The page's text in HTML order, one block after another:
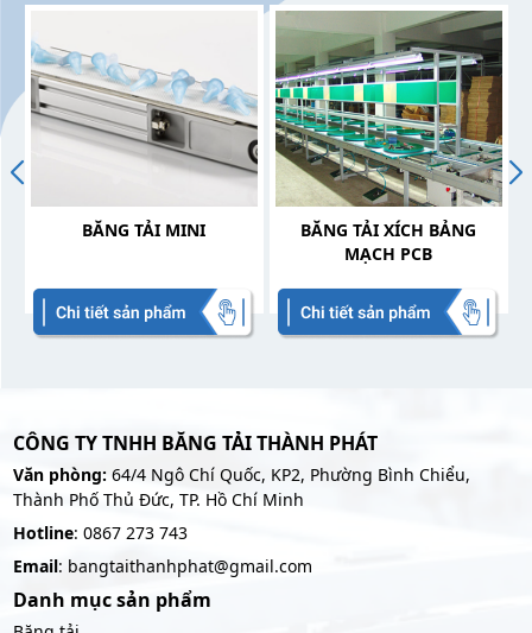
BĂNG TẢI MINI
BĂNG TẢI XÍCH BẢNG
MẠCH PCB
CÔNG TY TNHH BĂNG TẢI THÀNH PHÁT
Văn phòng:64/4 Ngô Chí Quốc, KP2, Phường Bình Chiểu,
Thành Phố Thủ Đức, TP. Hồ Chí Minh
Hotline: 0867 273 743
Email: bangtaithanhphat@gmail.com
Danh mục sản phẩm